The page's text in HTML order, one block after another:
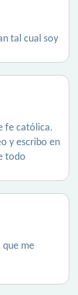
tal cual soy
fe católica.
y escribo en
todo
me